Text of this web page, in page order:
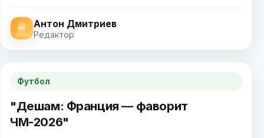
Антон Дмитриев
Редактор
Футбол
"Дешам: Франция — фаворит
ЧМ-2026"